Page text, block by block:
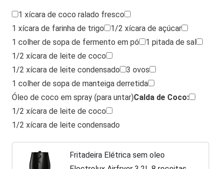
1 xícara de coco ralado fresco
1 xícara de farinha de trigo
1/2 xícara de açúcar
1 colher de sopa de fermento em pó
1 pitada de sal
1/2 xícara de leite de coco
1/2 xícara de leite condensado
3 ovos
1 colher de sopa de manteiga derretida
Óleo de coco em spray (para untar)Calda de Coco:
1/2 xícara de leite de coco
1/2 xícara de leite condensado
Fritadeira Elétrica sem oleo